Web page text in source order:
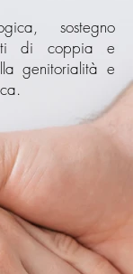
sostegno
di coppia e
genitorialità e